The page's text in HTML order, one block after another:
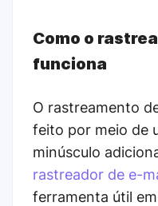
Como o
funciona
O rastreamento
feito por meio de
minúsculo
rastreador de e-
ferramenta útil